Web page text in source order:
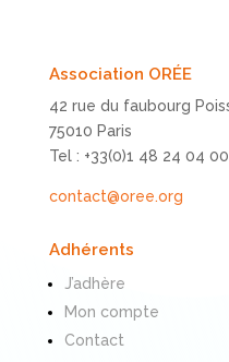
Association ORÉE
42 rue du faubourg
75010 Paris
Tel : +33(0)1 48 24 04 00
contact@oree.org
Adhérents
J’adhère
Mon compte
Contact